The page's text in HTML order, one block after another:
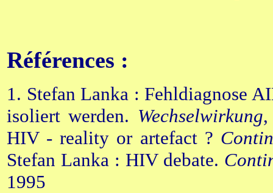
Références :
1. Stefan Lanka : Fehldiagnose
isoliert werden. Wechselwirkung,
HIV - reality or artefact ?
Stefan Lanka : HIV debate.
1995